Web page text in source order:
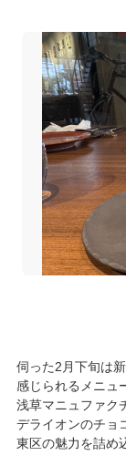
伺った2月下旬は
感じられるメニュ
浅草マニュファク
デライオンのチョ
東区の魅力を詰め